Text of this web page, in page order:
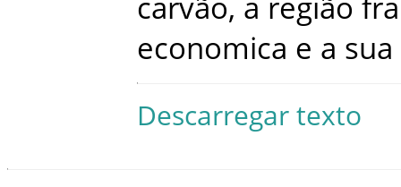
economica e a sua
Descarregar texto